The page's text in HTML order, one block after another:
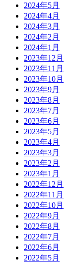
2024年5月
2024年4月
2024年3月
2024年2月
2024年1月
2023年12月
2023年11月
2023年10月
2023年9月
2023年8月
2023年7月
2023年6月
2023年5月
2023年4月
2023年3月
2023年2月
2023年1月
2022年12月
2022年11月
2022年10月
2022年9月
2022年8月
2022年7月
2022年6月
2022年5月